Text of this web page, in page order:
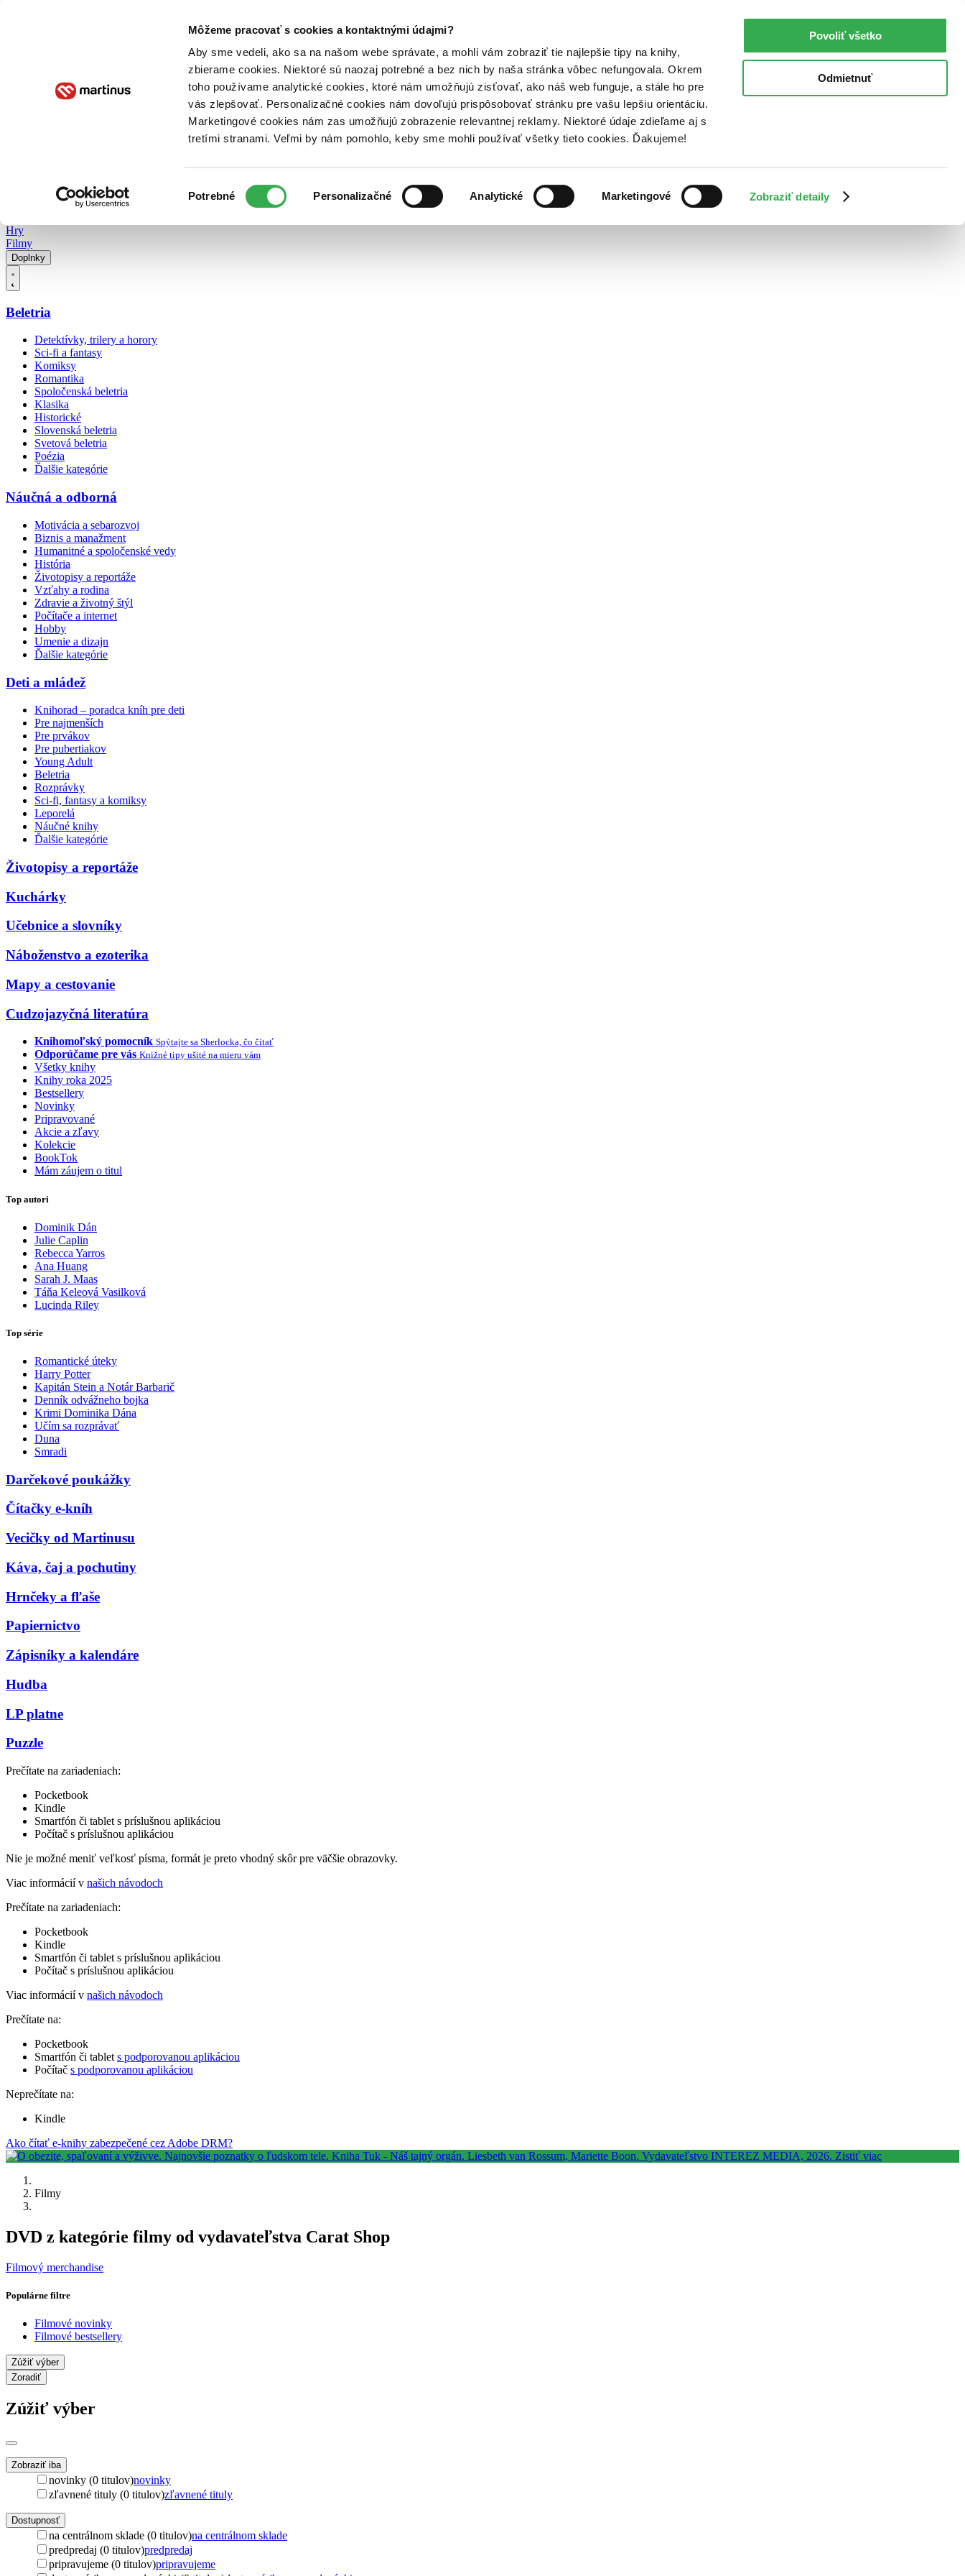
Môžeme pracovať s cookies a kontaktnými údajmi?
Aby sme vedeli, ako sa na našom webe správate, a mohli vám zobraziť tie najlepšie tipy na knihy,
zbierame cookies. Niektoré sú naozaj potrebné a bez nich by naša stránka vôbec nefungovala. Okrem
toho používame analytické cookies, ktoré nám umožňujú zisťovať, ako náš web funguje, a stále ho pre
vás zlepšovať. Personalizačné cookies nám dovoľujú prispôsobovať stránku pre vašu lepšiu orientáciu.
Marketingové cookies nám zas umožňujú zobrazenie relevantnej reklamy. Niektoré údaje zdieľame aj s
tretími stranami. Veľmi by nám pomohlo, keby sme mohli používať všetky tieto cookies. Ďakujeme!
súhlasu
Potrebné Personalizačné Analytické Marketingové Zobraziť detaily
Povoliť všetko
Odmietnuť
Poukážky Kontakt
Hry
Filmy
Doplnky
Beletria
Detektívky, trilery a horory
Sci-fi a fantasy
Komiksy
Romantika
Spoločenská beletria
Klasika
Historické
Slovenská beletria
Svetová beletria
Poézia
Ďalšie kategórie
Náučná a odborná
Motivácia a sebarozvoj
Biznis a manažment
Humanitné a spoločenské vedy
História
Životopisy a reportáže
Vzťahy a rodina
Zdravie a životný štýl
Počítače a internet
Hobby
Umenie a dizajn
Ďalšie kategórie
Deti a mládež
Knihorad – poradca kníh pre deti
Pre najmenších
Pre prvákov
Pre pubertiakov
Young Adult
Beletria
Rozprávky
Sci-fi, fantasy a komiksy
Leporelá
Náučné knihy
Ďalšie kategórie
Životopisy a reportáže
Kuchárky
Učebnice a slovníky
Náboženstvo a ezoterika
Mapy a cestovanie
Cudzojazyčná literatúra
Knihomoľský pomocník Spýtajte sa Sherlocka, čo čítať
Odporúčame pre vás Knižné tipy ušité na mieru vám
Všetky knihy
Knihy roka 2025
Bestsellery
Novinky
Pripravované
Akcie a zľavy
Kolekcie
BookTok
Mám záujem o titul
Top autori
Dominik Dán
Julie Caplin
Rebecca Yarros
Ana Huang
Sarah J. Maas
Táňa Keleová Vasilková
Lucinda Riley
Top série
Romantické úteky
Harry Potter
Kapitán Stein a Notár Barbarič
Denník odvážneho bojka
Krimi Dominika Dána
Učím sa rozprávať
Duna
Smradi
Darčekové poukážky
Čítačky e-kníh
Vecičky od Martinusu
Káva, čaj a pochutiny
Hrnčeky a fľaše
Papiernictvo
Zápisníky a kalendáre
Hudba
LP platne
Puzzle
Prečítate na zariadeniach:
Pocketbook
Kindle
Smartfón či tablet s príslušnou aplikáciou
Počítač s príslušnou aplikáciou
Nie je možné meniť veľkosť písma, formát je preto vhodný skôr pre väčšie obrazovky.
Viac informácií v našich návodoch
Prečítate na zariadeniach:
Pocketbook
Kindle
Smartfón či tablet s príslušnou aplikáciou
Počítač s príslušnou aplikáciou
Viac informácií v našich návodoch
Prečítate na:
Pocketbook
Smartfón či tablet s podporovanou aplikáciou
Počítač s podporovanou aplikáciou
Neprečítate na:
Kindle
Ako čítať e-knihy zabezpečené cez Adobe DRM?
Filmy
DVD z kategórie filmy od vydavateľstva Carat Shop
Filmový merchandise
Populárne filtre
Filmové novinky
Filmové bestsellery
Zúžiť výber
Zoradiť
Zúžiť výber
Zobraziť iba
novinky (0 titulov)novinky
zľavnené tituly (0 titulov)zľavnené tituly
Dostupnosť
na centrálnom sklade (0 titulov)na centrálnom sklade
predpredaj (0 titulov)predpredaj
pripravujeme (0 titulov)pripravujeme